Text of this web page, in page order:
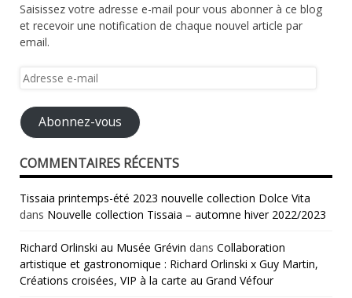
Saisissez votre adresse e-mail pour vous abonner à ce blog
et recevoir une notification de chaque nouvel article par
email.
Adresse
mail
Abonnez-vous
COMMENTAIRES RÉCENTS
Tissaia printemps-été 2023 nouvelle collection Dolce Vita
dans Nouvelle collection Tissaia – automne hiver 2022/2023
Richard Orlinski au Musée Grévin dans Collaboration
artistique et gastronomique : Richard Orlinski x Guy Martin,
Créations croisées, VIP à la carte au Grand Véfour